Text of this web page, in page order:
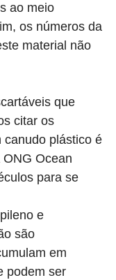
ao meio
os números da
material não
que
citar os
canudo plástico é
Ocean
para se
e
são
em
podem ser